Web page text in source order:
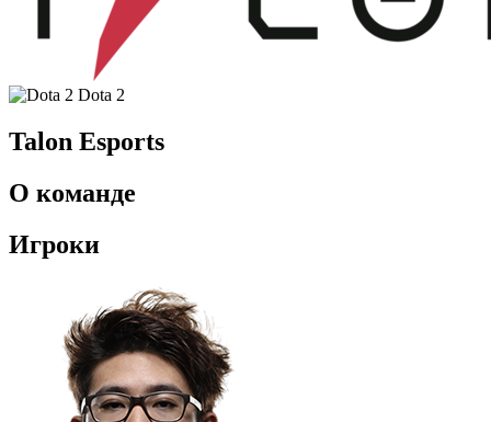
Dota 2
Talon Esports
О команде
Игроки